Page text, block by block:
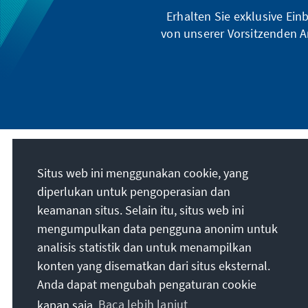
lerntheoretischen
werden Aspekte von „A wie
„W wie Webinar“
gespannt über die
denen die sich die
Adenauer-Stiftung befasst.
Beispiele.
Erhalten Sie exklusive
von unserer Vorsitzenden
Misi kami
Die Konrad-Adenauer-Stiftung setzt sich
national und international durch politische
Bildung für Frieden, Freiheit und
Gerechtigkeit ein. Wir fördern und bewahren
freiheitliche Demokratie, die Soziale
Marktwirtschaft und die Entwicklung und
Situs web ini menggunakan cookie, yang
diperlukan untuk pengoperasian dan
keamanan situs. Selain itu, situs web ini
mengumpulkan data pengguna anonim untuk
analisis statistik dan untuk menampilkan
konten yang disematkan dari situs eksternal.
Anda dapat mengubah pengaturan cookie
kapan saja. Baca lebih lanjut